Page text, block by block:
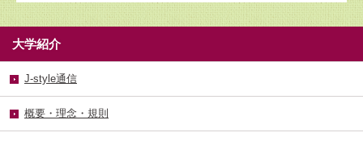
大学紹介
J-style通信
概要・理念・規則